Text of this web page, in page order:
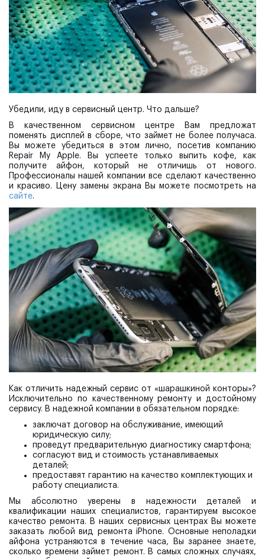
Убедили, иду в сервисный центр. Что дальше?
В качественном сервисном центре Вам предложат
поменять дисплей в сборе, что займет не более получаса.
Вы можете убедиться в этом лично, посетив компанию
Repair My Apple. Вы успеете только выпить кофе, как
получите айфон, который не отличишь от нового.
Профессионалы нашей компании все сделают качественно
и красиво. Цену замены экрана Вы можете посмотреть на
сайте.
Как отличить надежный сервис от «шарашкиной конторы»?
Исключительно по качественному ремонту и достойному
сервису. В надежной компании в обязательном порядке:
заключат договор на обслуживание, имеющий
юридическую силу;
проведут предварительную диагностику смартфона;
согласуют вид и стоимость устанавливаемых
деталей;
предоставят гарантию на качество комплектующих и
работу специалиста.
Мы абсолютно уверены в надежности деталей и
квалификации наших специалистов, гарантируем высокое
качество ремонта. В наших сервисных центрах Вы можете
заказать любой вид ремонта iPhone. Основные неполадки
айфона устраняются в течение часа, Вы заранее знаете,
сколько времени займет ремонт. В самых сложных случаях,